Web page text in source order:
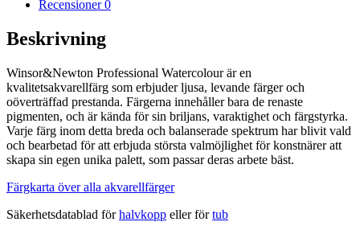
mängd
Recensioner0
Beskrivning
Winsor&Newton Professional Watercolour är en
kvalitetsakvarellfärg som erbjuder ljusa, levande färger och
oöverträffad prestanda. Färgerna innehåller bara de renaste
pigmenten, och är kända för sin briljans, varaktighet och färgstyrka.
Varje färg inom detta breda och balanserade spektrum har blivit vald
och bearbetad för att erbjuda största valmöjlighet för konstnärer att
skapa sin egen unika palett, som passar deras arbete bäst.
Färgkarta över alla akvarellfärger
Säkerhetsdatablad förhalvkopp eller förtub